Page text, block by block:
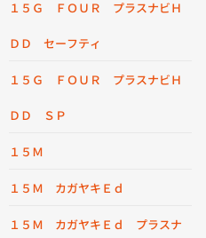
１５Ｇ ＦＯＵＲ プラスナビＨ
ＤＤ セーフティ
１５Ｇ ＦＯＵＲ プラスナビＨ
ＤＤ ＳＰ
１５Ｍ
１５Ｍ カガヤキＥｄ
１５Ｍ カガヤキＥｄ プラスナ